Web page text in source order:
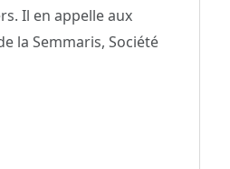
Il en appelle aux
la Semmaris, Société